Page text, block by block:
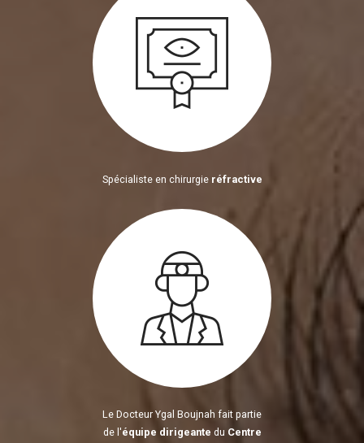
Spécialiste en chirurgie réfractive
Le Docteur Ygal Boujnah fait partie
de l'équipe dirigeante du Centre